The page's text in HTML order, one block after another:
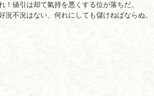
値引は却て氣持を悪くする位が落ちだ。
不況はない、何れにしても儲けねばならぬ。